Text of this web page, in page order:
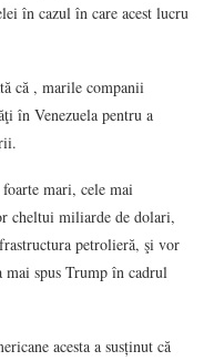
în cazul în care acest lucru
că , marile companii
în Venezuela pentru a
mari, cele mai
cheltui miliarde de dolari,
petrolieră, şi vor
mai spus Trump în cadrul
acesta a susținut că